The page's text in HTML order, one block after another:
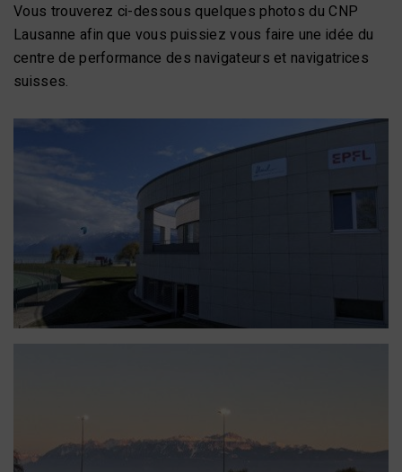
Vous trouverez ci-dessous quelques photos du CNP
Lausanne afin que vous puissiez vous faire une idée du
centre de performance des navigateurs et navigatrices
suisses.